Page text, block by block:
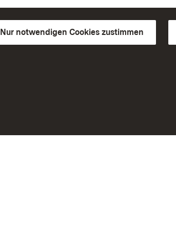
Nur notwendigen Cookies zustimmen